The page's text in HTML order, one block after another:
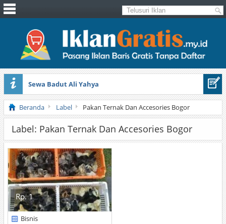
Sewa Badut Ali Yahya
Honda Brio 1.3 E AT CBU 2012 Putih
Beranda Label Pakan Ternak Dan Accesories Bogor
Label: Pakan Ternak Dan Accesories Bogor
Rp. 1
Bisnis